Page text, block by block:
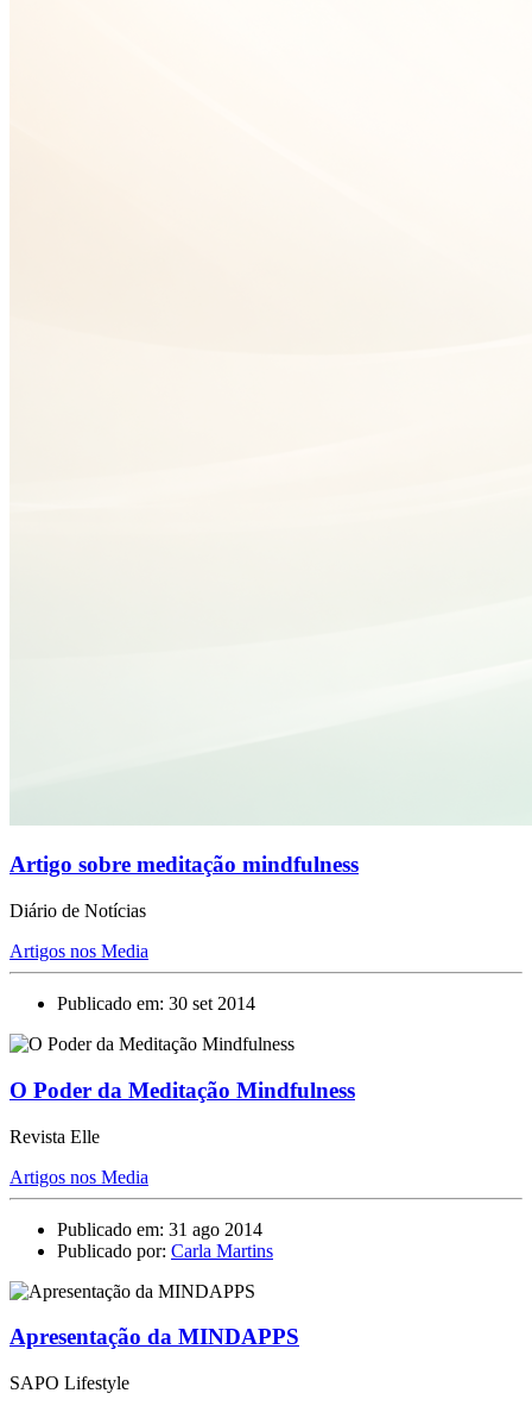
Artigo sobre meditação mindfulness
Diário de Notícias
Artigos nos Media
Publicado em: 30 set 2014
O Poder da Meditação Mindfulness
Revista Elle
Artigos nos Media
Publicado em: 31 ago 2014
Publicado por: Carla Martins
Apresentação da MINDAPPS
SAPO Lifestyle